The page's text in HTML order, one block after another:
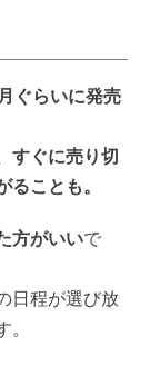
ぐらいに発売
すぐに売り切
ことも。
方がいいで
日程が選び放
。